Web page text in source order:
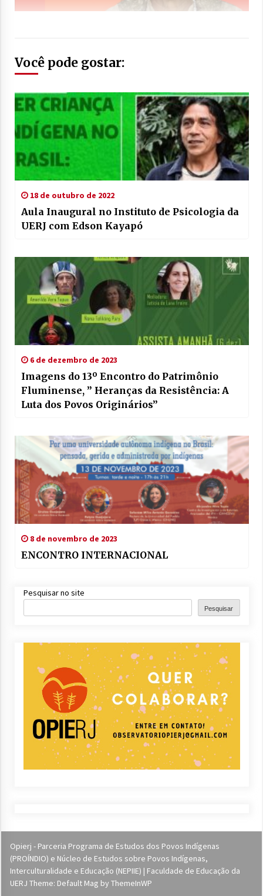
Você pode gostar:
18 de outubro de 2022
Aula Inaugural no Instituto de Psicologia da
UERJ com Edson Kayapó
6 de dezembro de 2023
Imagens do 13º Encontro do Patrimônio
Fluminense, ” Heranças da Resistência: A
Luta dos Povos Originários”
8 de novembro de 2023
ENCONTRO INTERNACIONAL
Pesquisar no site
Pesquisar
Opierj - Parceria Programa de Estudos dos Povos Indígenas
(PROÍNDIO) e Núcleo de Estudos sobre Povos Indígenas,
Interculturalidade e Educação (NEPIIE) | Faculdade de Educação da
UERJ Theme: Default Mag by ThemeInWP